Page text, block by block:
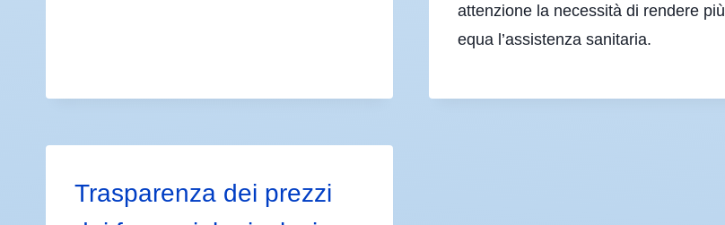
attenzione la necessità di rendere più
equa l’assistenza sanitaria.
Trasparenza dei prezzi